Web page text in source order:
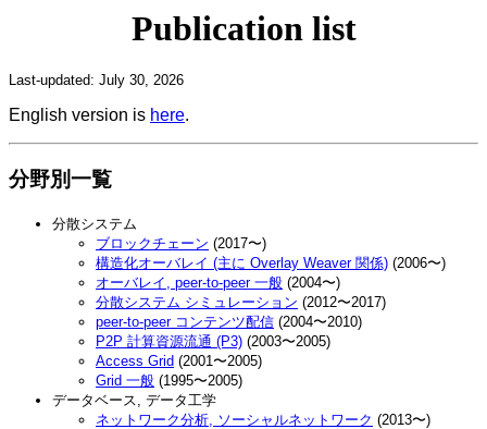
Publication list
Last-updated: July 30, 2026
English version is here.
分野別一覧
分散システム
ブロックチェーン (2017〜)
構造化オーバレイ (主に Overlay Weaver 関係) (2006〜)
オーバレイ, peer-to-peer 一般 (2004〜)
分散システム シミュレーション (2012〜2017)
peer-to-peer コンテンツ配信 (2004〜2010)
P2P 計算資源流通 (P3) (2003〜2005)
Access Grid (2001〜2005)
Grid 一般 (1995〜2005)
データベース, データ工学
ネットワーク分析, ソーシャルネットワーク (2013〜)